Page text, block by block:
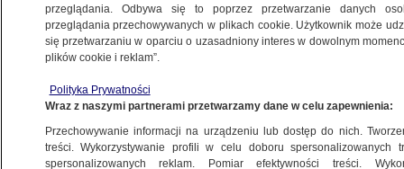
POLSKA
mają sześć lat. To przerażające,
że tak małe dzieci chorują"
22.06.2021, 08:01
przeglądania. Odbywa się to poprzez przetwarzanie danych
przeglądania przechowywanych w plikach cookie. Użytkownik może
się przetwarzaniu w oparciu o uzasadniony interes w dowolnym
plików cookie i reklam”.
Polityka Prywatności
Wraz z naszymi partnerami przetwarzamy dane w celu zapewnienia:
Przechowywanie informacji na urządzeniu lub dostęp do nich.
treści. Wykorzystywanie profili w celu doboru spersonalizowanych
spersonalizowanych reklam. Pomiar efektywności treści.